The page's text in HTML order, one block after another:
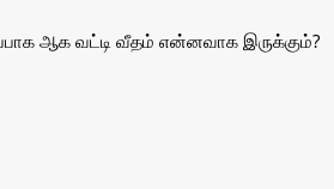
ஆக வட்டி வீதம் என்னவாக இருக்கும்?